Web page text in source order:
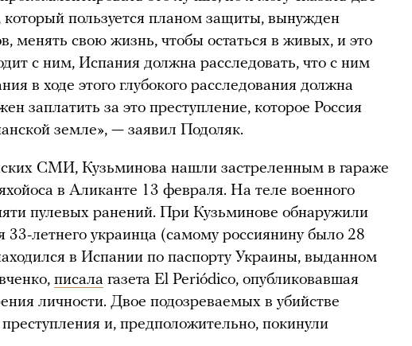
который пользуется планом защиты, вынужден
менять свою жизнь, чтобы остаться в живых, и это
с ним, Испания должна расследовать, что с ним
в ходе этого глубокого расследования должна
заплатить за это преступление, которое Россия
земле», — заявил Подоляк.
СМИ, Кузьминова нашли застреленным в гараже
в Аликанте 13 февраля. На теле военного
пулевых ранений. При Кузьминове обнаружили
летнего украинца (самому россиянину было 28
в Испании по паспорту Украины, выданном
писала газета El Periódico, опубликовавшая
личности. Двое подозреваемых в убийстве
и, предположительно, покинули